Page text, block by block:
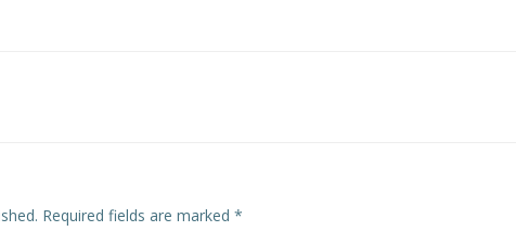
Required fields are marked *